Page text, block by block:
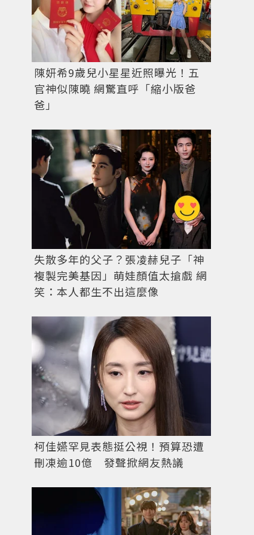
陳妍希9歲兒小星星近照曝光！五
官神似陳曉 網驚直呼「縮小版爸
爸」
失散多年的父子？張凌赫兒子「神
複製完美基因」萌娃顏值太搶戲 網
笑：本人都生不出這麼像
柯佳嬿罕見表態挺公視！預算恐遭
刪凍逾10億 發聲掀網友熱議